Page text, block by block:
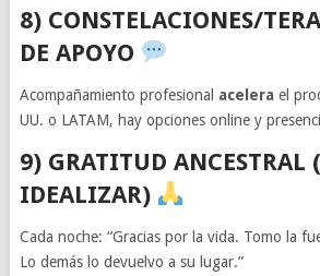
8) CONSTELACIONES/
DE APOYO
Acompañamiento profesional acelera el
UU. o LATAM, hay opciones online y
9) GRATITUD ANCESTRAL
IDEALIZAR)
Cada noche: “Gracias por la vida. Tomo la
Lo demás lo devuelvo a su lugar.”